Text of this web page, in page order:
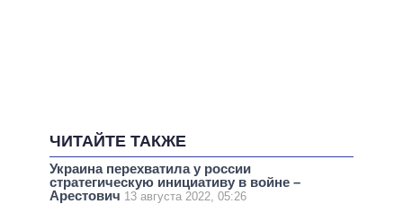
ЧИТАЙТЕ ТАКЖЕ
Украина перехватила у россии
стратегическую инициативу в войне –
Арестович 13 августа 2022, 05:26